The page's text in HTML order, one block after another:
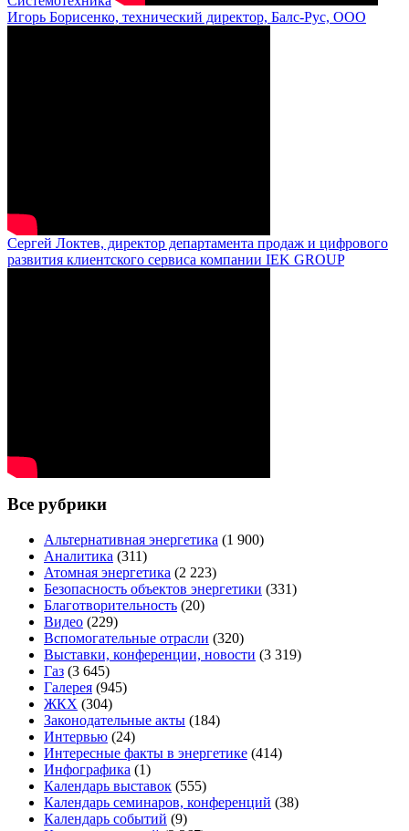
Игорь Борисенко, технический директор, Балс-Рус, ООО
Сергей Локтев, директор департамента продаж и цифрового
развития клиентского сервиса компании IEK GROUP
Все рубрики
Альтернативная энергетика (1 900)
Аналитика (311)
Атомная энергетика (2 223)
Безопасность объектов энергетики (331)
Благотворительность (20)
Видео (229)
Вспомогательные отрасли (320)
Выставки, конференции, новости (3 319)
Газ (3 645)
Галерея (945)
ЖКХ (304)
Законодательные акты (184)
Интервью (24)
Интересные факты в энергетике (414)
Инфографика (1)
Календарь выставок (555)
Календарь семинаров, конференций (38)
Календарь событий (9)